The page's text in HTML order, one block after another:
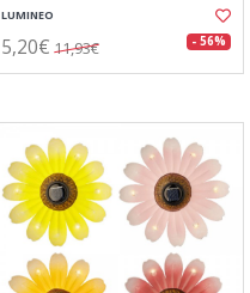
LUMINEO
5,20€ 11,93€ - 56%